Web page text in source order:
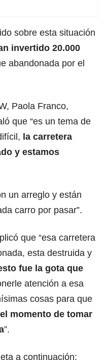
sobre esta situación
invertido 20.000
abandonada por el
Paola Franco,
que “es un tema de
la carretera
y estamos
un arreglo y están
carro por pasar”.
que “esa carretera
esta destruida y
fue la gota que
atención a esa
cosas para que
momento de tomar
”.
a continuación: